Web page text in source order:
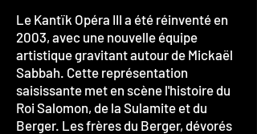
Le Kantïk Opéra III a été réinventé en
2003, avec une nouvelle équipe
artistique gravitant autour de Mickaël
Sabbah. Cette représentation
saisissante met en scène l'histoire du
Roi Salomon, de la Sulamite et du
Berger. Les frères du Berger, dévorés